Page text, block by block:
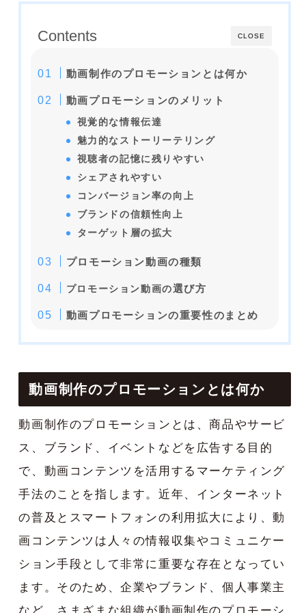
CLOSE
Contents
動画制作のプロモーションとは何か
動画プロモーションのメリット
視覚的な情報伝達
魅力的なストーリーテリング
視聴者の記憶に残りやすい
シェアされやすい
コンバージョン率の向上
ブランドの信頼性向上
ターゲット層の拡大
プロモーション動画の種類
プロモーション動画の選び方
動画プロモーションの重要性のまとめ
動画制作のプロモーションとは何か
動画制作のプロモーションとは、商品やサービ
ス、ブランド、イベントなどを広告する目的
で、動画コンテンツを活用するマーケティング
手法のことを指します。近年、インターネット
の普及とスマートフォンの利用拡大により、動
画コンテンツは人々の情報収集やコミュニケー
ション手段として非常に重要な存在となってい
ます。そのため、企業やブランド、個人事業主